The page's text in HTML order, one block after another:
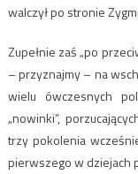
walczył po stronie
Zupełnie zaś „po
– przyznajmy – na
wielu ówczesnych
„nowinki”,
trzy pokolenia
pierwszego w dziejach